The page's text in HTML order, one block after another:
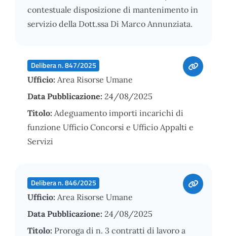
contestuale disposizione di mantenimento in
servizio della Dott.ssa Di Marco Annunziata.
Delibera n. 847/2025
Ufficio: Area Risorse Umane
Data Pubblicazione: 24/08/2025
Titolo: Adeguamento importi incarichi di
funzione Ufficio Concorsi e Ufficio Appalti e
Servizi
Delibera n. 846/2025
Ufficio: Area Risorse Umane
Data Pubblicazione: 24/08/2025
Titolo: Proroga di n. 3 contratti di lavoro a